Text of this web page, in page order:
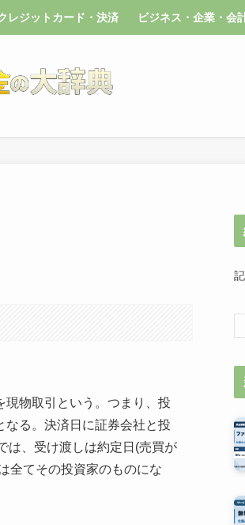
レジットカード・決済 ビジネス・企業・会
物取引という。つまり、投
る。決済日に証券会社と投
は、受け渡しは約定日(売買が
全てその投資家のものにな